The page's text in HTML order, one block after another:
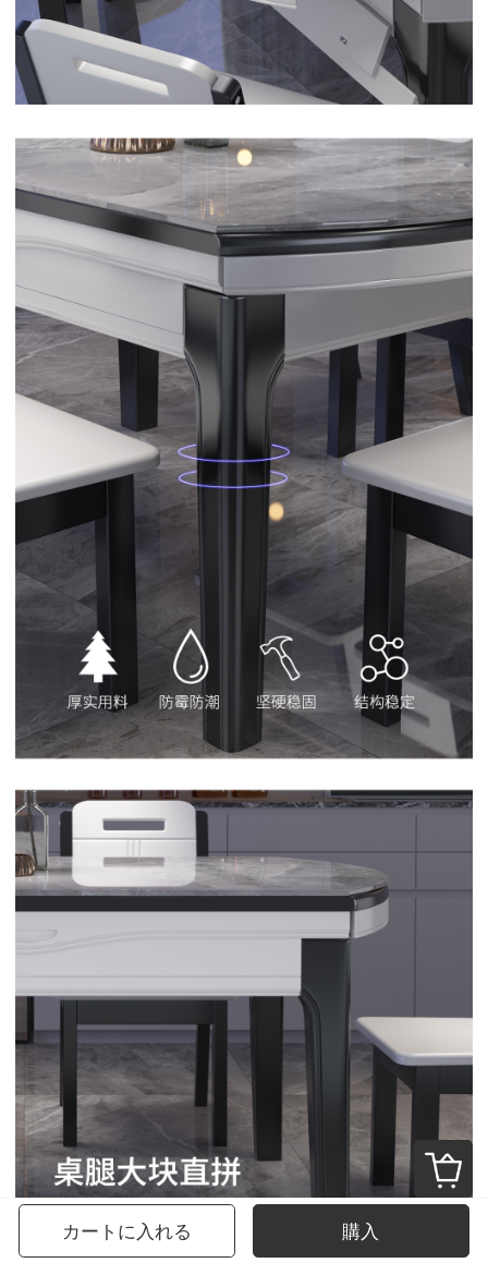
カートに入れる 購入